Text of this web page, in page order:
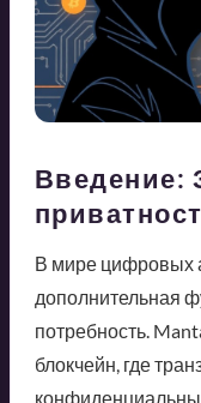
Введение:
В мире цифровых
дополнительная
потребность.
блокчейн, где